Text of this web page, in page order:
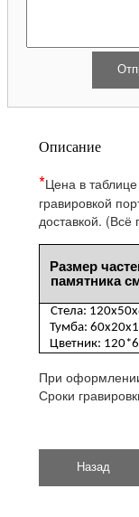
Описание
*Цена в
гравировкой
доставкой. (Всё
Размер
памятника
Стела:
Тумба:
Цветник:
При
Сроки